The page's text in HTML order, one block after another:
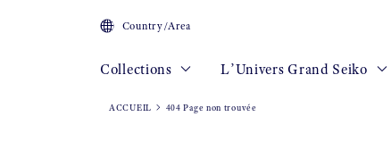
Country/Area
Collections L’Univers Grand Seiko
ACCUEIL 404 Page non trouvée